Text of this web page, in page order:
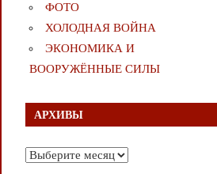
ФОТО
ХОЛОДНАЯ ВОЙНА
ЭКОНОМИКА И
ВООРУЖЁННЫЕ СИЛЫ
АРХИВЫ
Архивы